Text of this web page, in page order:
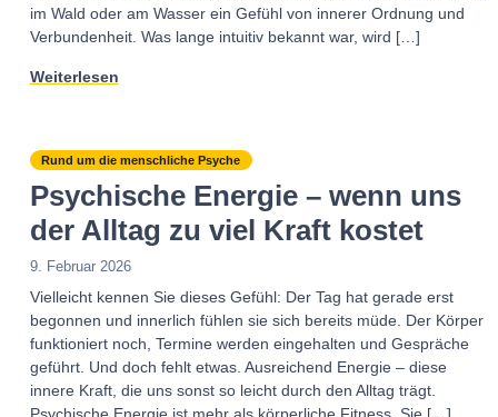
im Wald oder am Wasser ein Gefühl von innerer Ordnung und
Verbundenheit. Was lange intuitiv bekannt war, wird […]
Weiterlesen
Rund um die menschliche Psyche
Psychische Energie – wenn uns
der Alltag zu viel Kraft kostet
9. Februar 2026
Vielleicht kennen Sie dieses Gefühl: Der Tag hat gerade erst
begonnen und innerlich fühlen sie sich bereits müde. Der Körper
funktioniert noch, Termine werden eingehalten und Gespräche
geführt. Und doch fehlt etwas. Ausreichend Energie – diese
innere Kraft, die uns sonst so leicht durch den Alltag trägt.
Psychische Energie ist mehr als körperliche Fitness. Sie […]